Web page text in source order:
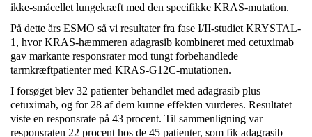
ikke-småcellet lungekræft med den specifikke KRAS-mutation.
På dette års ESMO så vi resultater fra fase I/II-studiet KRYSTAL-
1, hvor KRAS-hæmmeren adagrasib kombineret med cetuximab
gav markante responsrater mod tungt forbehandlede
tarmkræftpatienter med KRAS-G12C-mutationen.
I forsøget blev 32 patienter behandlet med adagrasib plus
cetuximab, og for 28 af dem kunne effekten vurderes. Resultatet
viste en responsrate på 43 procent. Til sammenligning var
responsraten 22 procent hos de 45 patienter, som fik adagrasib